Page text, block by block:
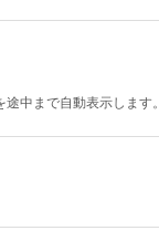
中まで自動表示します。